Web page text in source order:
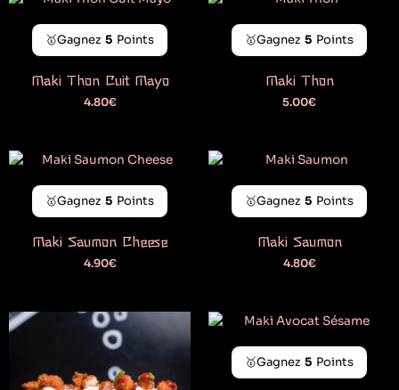
🥇Gagnez 5 Points
Maki Thon Cuit Mayo
4.80€
🥇Gagnez 5 Points
Maki Thon
5.00€
🥇Gagnez 5 Points
Maki Saumon Cheese
4.90€
🥇Gagnez 5 Points
Maki Saumon
4.80€
🥇Gagnez 5 Points